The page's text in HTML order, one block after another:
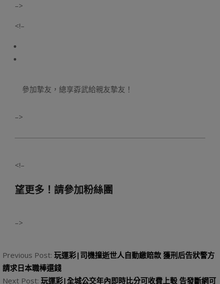
–>
<!–
參加摯友，總享孬武給親友摯友！
–>
<!–
望更多！請參加粉絲團
–>
08-
22
Previous Post: 玩運彩|司機撞逝世人自動繳賠款 獲刑后告狀警方
請求日本職棒還錢
Next Post: 玩運彩|全城公交年內即時比分可收費上彀 告發斷網可